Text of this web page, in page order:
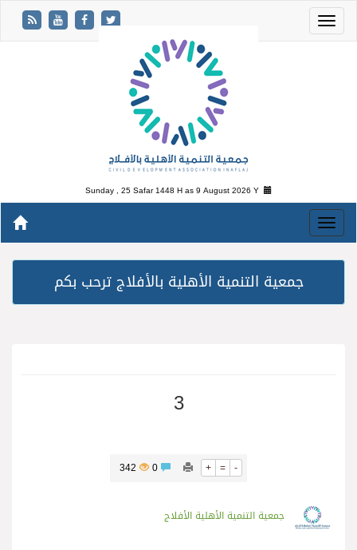
Sunday , 25 Safar 1448 H as9 August 2026 Y
جمعية التنمية الأهلية بالأفلاج ترحب بكم
3
+ = -
342
جمعية التنمية الأهلية الأفلاج